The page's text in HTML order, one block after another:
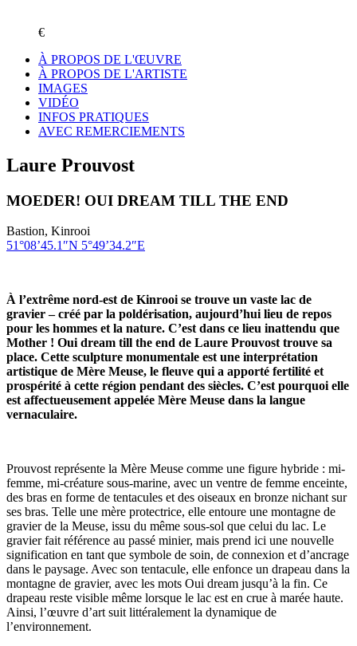
€
À PROPOS DE L'ŒUVRE
À PROPOS DE L'ARTISTE
IMAGES
VIDÉO
INFOS PRATIQUES
AVEC REMERCIEMENTS
Laure Prouvost
MOEDER! OUI DREAM TILL THE END
Bastion, Kinrooi
51°08’45.1″N 5°49’34.2″E
À l’extrême nord-est de Kinrooi se trouve un vaste lac de
gravier – créé par la poldérisation, aujourd’hui lieu de repos
pour les hommes et la nature. C’est dans ce lieu inattendu que
Mother ! Oui dream till the end de Laure Prouvost trouve sa
place. Cette sculpture monumentale est une interprétation
artistique de Mère Meuse, le fleuve qui a apporté fertilité et
prospérité à cette région pendant des siècles. C’est pourquoi elle
est affectueusement appelée Mère Meuse dans la langue
vernaculaire.
Prouvost représente la Mère Meuse comme une figure hybride : mi-
femme, mi-créature sous-marine, avec un ventre de femme enceinte,
des bras en forme de tentacules et des oiseaux en bronze nichant sur
ses bras. Telle une mère protectrice, elle entoure une montagne de
gravier de la Meuse, issu du même sous-sol que celui du lac. Le
gravier fait référence au passé minier, mais prend ici une nouvelle
signification en tant que symbole de soin, de connexion et d’ancrage
dans le paysage. Avec son tentacule, elle enfonce un drapeau dans la
montagne de gravier, avec les mots Oui dream jusqu’à la fin. Ce
drapeau reste visible même lorsque le lac est en crue à marée haute.
Ainsi, l’œuvre d’art suit littéralement la dynamique de
l’environnement.